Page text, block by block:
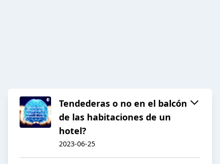
Tendederas o no en el balcón
de las habitaciones de un
hotel?
2023-06-25